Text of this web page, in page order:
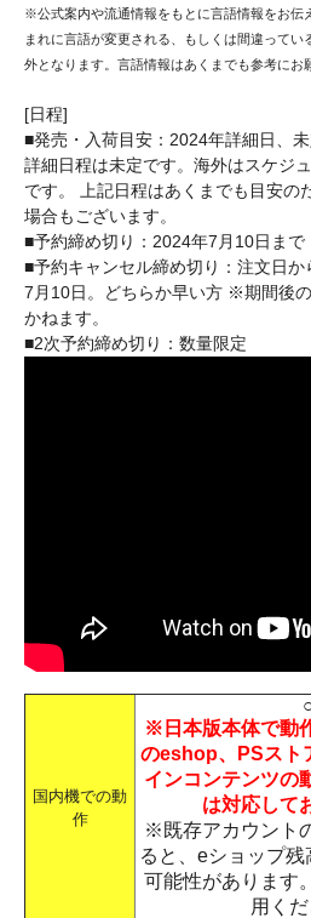
※公式案内や流通情報をもとに言語情報をお伝
まれに言語が変更される、もしくは間違ってい
外となります。言語情報はあくまでも参考にお
[日程]
■発売・入荷目安：2024年詳細日、未
詳細日程は未定です。海外はスケジ
です。 上記日程はあくまでも目安の
場合もございます。
■予約締め切り：2024年7月10日まで
■予約キャンセル締め切り：注文
7月10日。どちらか早い方 ※期間後
かねます。
■2次予約締め切り：数量限定
国内機での動
作
※日本版本体で動
のeshop、PSスト
インコンテンツの
は対応して
※既存アカウント
ると、eショップ
可能性があります
用くだ